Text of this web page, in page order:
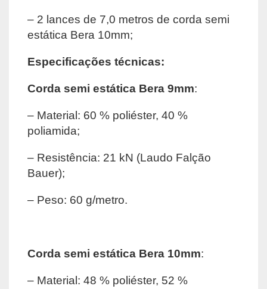
– 2 lances de 7,0 metros de corda semi
estática Bera 10mm;
Especificações técnicas:
Corda semi estática Bera 9mm:
– Material: 60 % poliéster, 40 %
poliamida;
– Resistência: 21 kN (Laudo Falção
Bauer);
– Peso: 60 g/metro.
Corda semi estática Bera 10mm:
– Material: 48 % poliéster, 52 %